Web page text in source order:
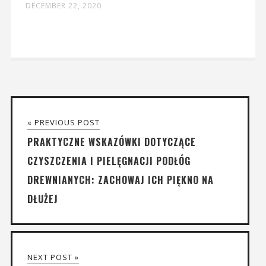
DECEMBER 22, 2020
« PREVIOUS POST
PRAKTYCZNE WSKAZÓWKI DOTYCZĄCE
CZYSZCZENIA I PIELĘGNACJI PODŁÓG
DREWNIANYCH: ZACHOWAJ ICH PIĘKNO NA
DŁUŻEJ
NEXT POST »